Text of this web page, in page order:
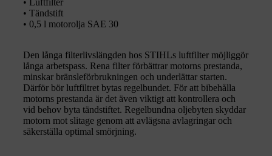
• Tändstift
• 0,5 l motorolja SAE 30
Den långa filterlivslängden hos STIHLs luftfilter möjliggör
långa arbetspass. Rena filter förbättrar motorns prestanda,
minskar bränsleförbrukningen och underlättar starten.
Därför bör luftfiltret bytas regelbundet. För att bibehålla
motorns prestanda är det även viktigt att kontrollera och
vid behov byta tändstiftet. Regelbundna oljebyten skyddar
motorn mot slitage genom att avlägsna avlagringar och
säkerställa optimal smörjning.